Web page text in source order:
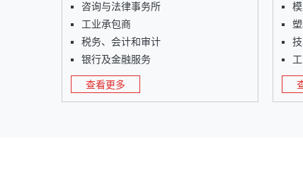
咨询与法律事务所
工业承包商
税务、会计和审计
银行及金融服务
查看更多